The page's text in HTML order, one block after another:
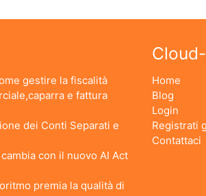
gestire la fiscalità
e fattura
dei Conti Separati e
con il nuovo AI Act
premia la qualità di
Home
Blog
Login
Registrati
Contattaci